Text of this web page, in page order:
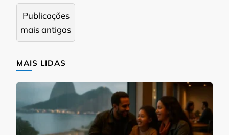
Navegação
por
posts
Publicações
mais antigas
MAIS LIDAS